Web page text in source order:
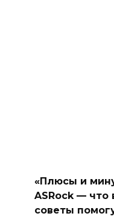
«Плюсы и
ASRock — что
советы